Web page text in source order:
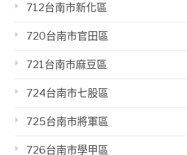
712台南市新化區
720台南市官田區
721台南市麻豆區
724台南市七股區
725台南市將軍區
726台南市學甲區